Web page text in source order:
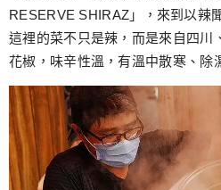
RESERVE SHIRAZ」，來到以辣
這裡的菜不只是辣，而是來自四川
花椒，味辛性溫，有溫中散寒、除